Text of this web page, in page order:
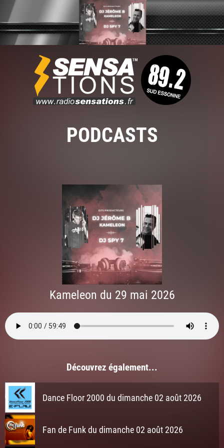
PODCASTS
Kameleon du 29 mai 2026
Découvrez également...
Dance Floor 2000 du dimanche 02 août 2026
Fan de Funk du dimanche 02 août 2026